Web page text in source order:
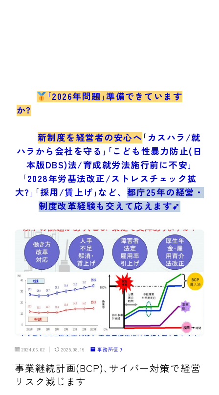
｢2026年問題｣準備できています
か?
新制度を経営者の安心へ ｢カスハラ/就
ハラから会社を守る｣｢こども性暴力防止(日
本版DBS)法/育成就労法施行前に不安｣
｢2028年労基法改正/ストレスチェック拡
大?｣｢採用/賃上げ｣など、 都庁25年の経営・
制度改革経験も交えて応えます➹
2024.06.02 2025.08.16 事務所便り
事業継続計画(BCP)､サイバー対策で経営
リスク減じます